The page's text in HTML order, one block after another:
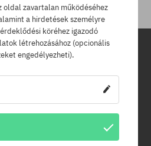
oldal zavartalan működéséhez
a hirdetések személyre
köréhez igazodó
létrehozásához (opcionális
engedélyezheti).